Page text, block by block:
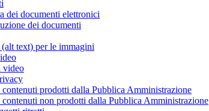
dei documenti elettronici
dei documenti
text) per le immagini
video
prodotti dalla Pubblica Amministrazione
non prodotti dalla Pubblica Amministrazione